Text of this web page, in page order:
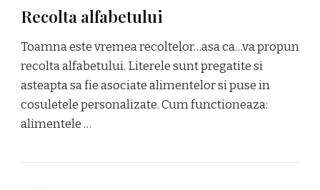
Recolta alfabetului
Toamna este vremea recoltelor…asa ca…va propun
recolta alfabetului. Literele sunt pregatite si
asteapta sa fie asociate alimentelor si puse in
cosuletele personalizate. Cum functioneaza:
alimentele …